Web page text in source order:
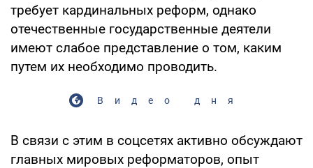
требует кардинальных реформ, однако
отечественные государственные деятели
имеют слабое представление о том, каким
путем их необходимо проводить.
Видео дня
В связи с этим в соцсетях активно обсуждают
главных мировых реформаторов, опыт